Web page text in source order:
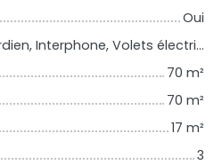
Oui
Fibre optique, Gardien, Interphone, Volets électriques
70 m²
70 m²
17 m²
3